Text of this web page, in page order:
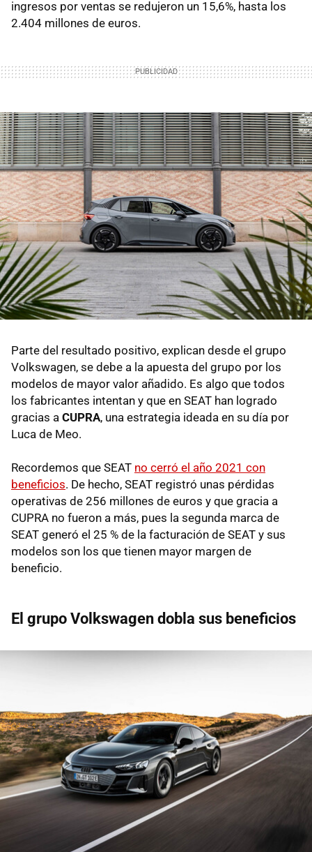
ingresos por ventas se redujeron un 15,6%, hasta los
2.404 millones de euros.
Parte del resultado positivo, explican desde el grupo
Volkswagen, se debe a la apuesta del grupo por los
modelos de mayor valor añadido. Es algo que todos
los fabricantes intentan y que en SEAT han logrado
gracias a CUPRA, una estrategia ideada en su día por
Luca de Meo.
Recordemos que SEAT no cerró el año 2021 con
beneficios. De hecho, SEAT registró unas pérdidas
operativas de 256 millones de euros y que gracia a
CUPRA no fueron a más, pues la segunda marca de
SEAT generó el 25 % de la facturación de SEAT y sus
modelos son los que tienen mayor margen de
beneficio.
El grupo Volkswagen dobla sus beneficios